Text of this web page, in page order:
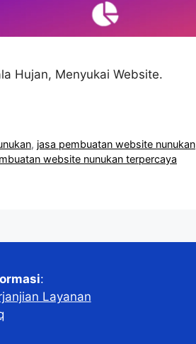
Hujan, Menyukai Website.
, jasa pembuatan website nunukan
website nunukan terpercaya
:
Layanan